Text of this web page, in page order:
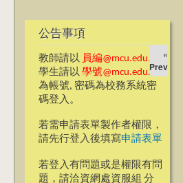
公告事項
教師請以 員編@mcu.edu.tw
學生請以 學號@mcu.edu.tw
為帳號, 密碼為校務系統密
碼登入。
若需申請表單製作者權限，
請先行登入後填寫申請表單
若登入有問題或是權限有問
題，請洽資網處資服組 分
«
Prev